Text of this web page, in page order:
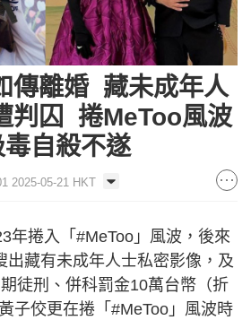
傳離婚 藏未成年人
判囚 捲MeToo風波
自殺不遂
2025-05-21 HKT
年捲入「#MeToo」風波，後來
出藏有未成年人士私密影像，及
徒刑、併科罰金10萬台幣（折
子佼更在捲「#MeToo」風波時